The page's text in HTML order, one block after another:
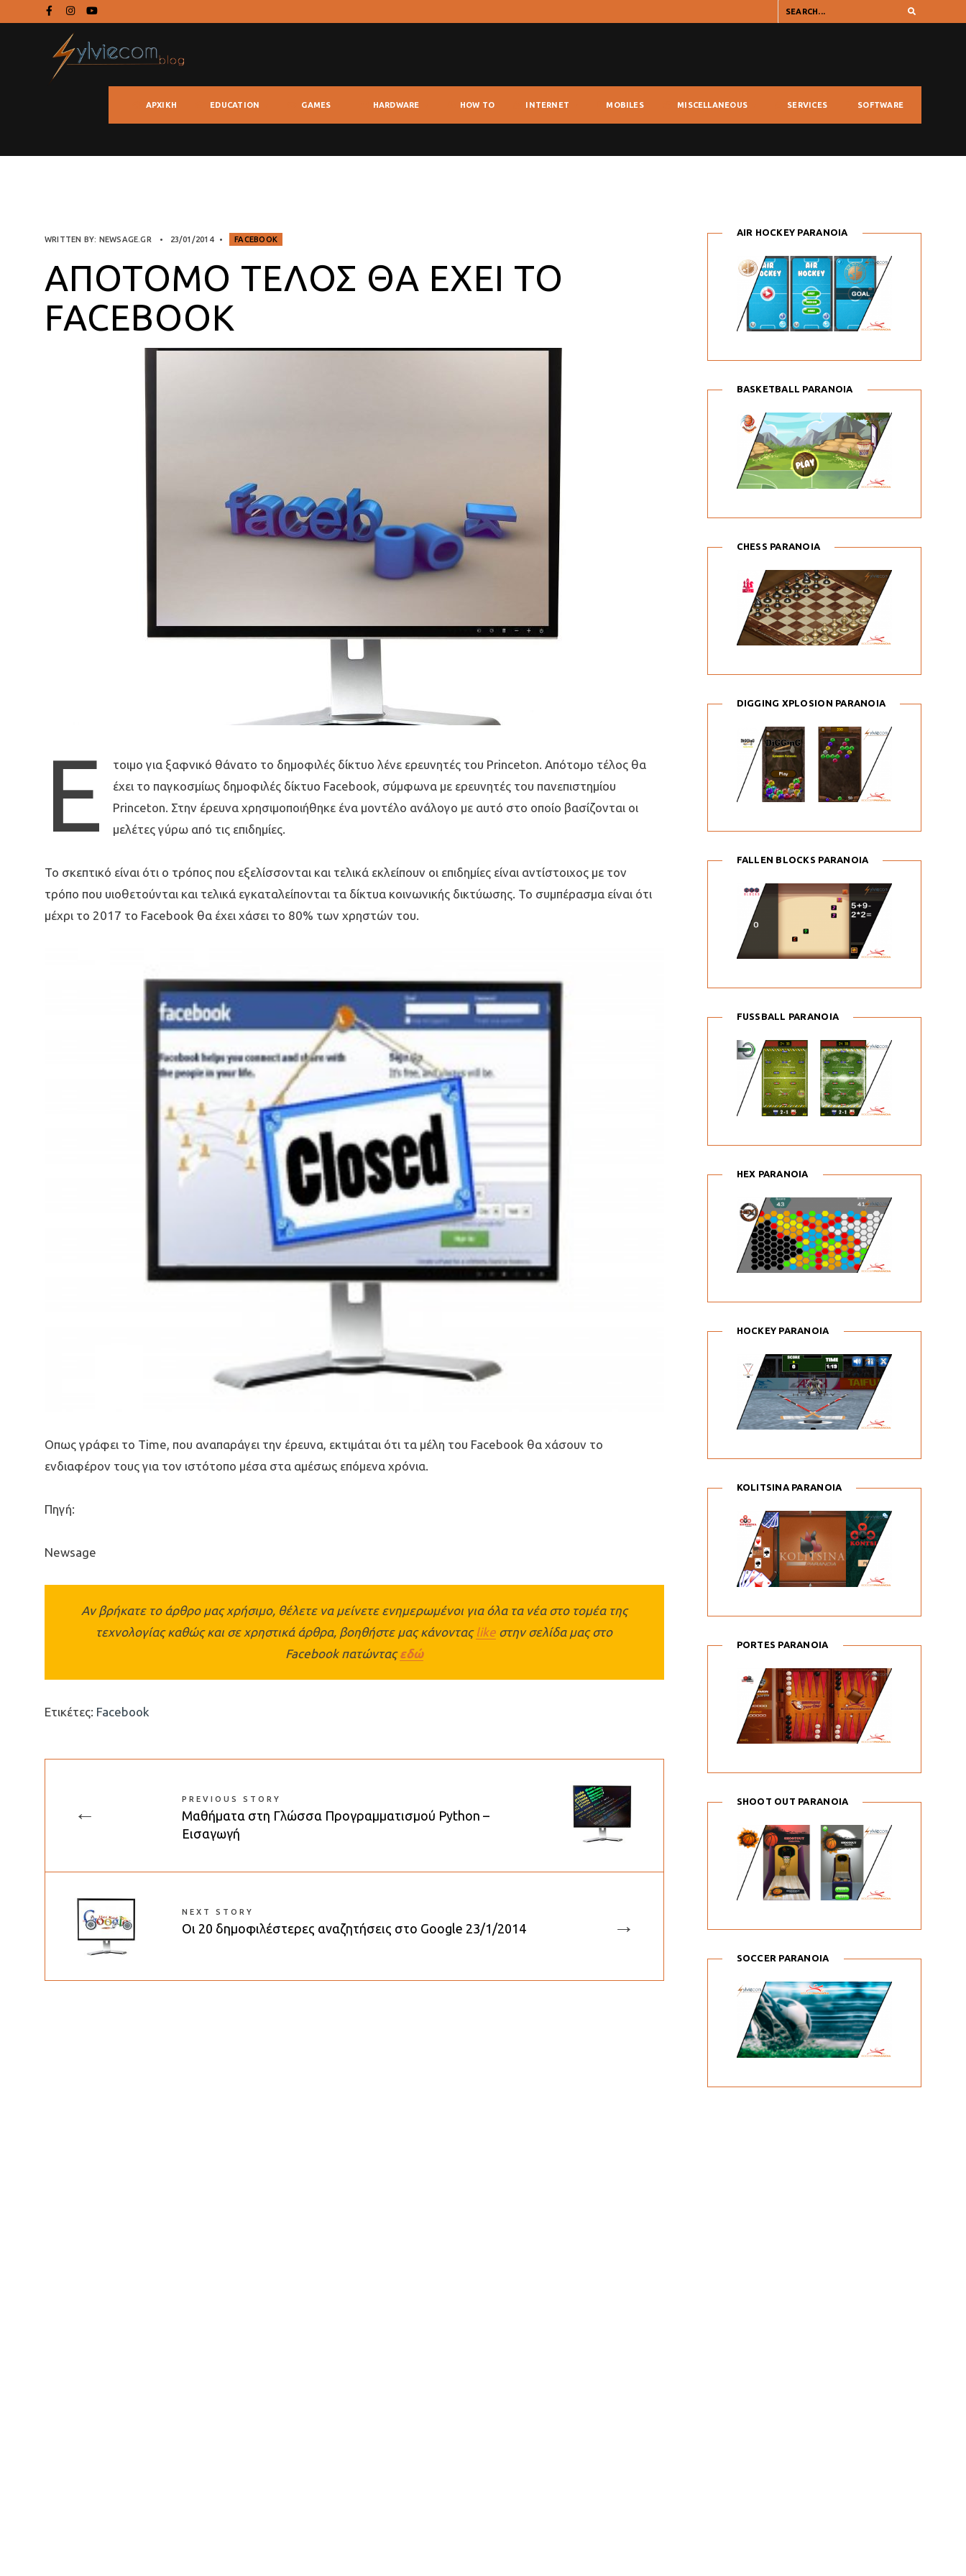
ΑΡΧΙΚΉ EDUCATION GAMES HARDWARE HOW TO INTERNET MOBILES MISCELLANEOUS SERVICES SOFTWARE
WRITTEN BY: NEWSAGE.GR • 23/01/2014 • FACEBOOK
ΑΠΌΤΟΜΟ ΤΈΛΟΣ ΘΑ ΈΧΕΙ ΤΟ
FACEBOOK
Ε τοιμο για ξαφνικό θάνατο το δημοφιλές δίκτυο λένε ερευνητές του Princeton. Απότομο τέλος θα
έχει το παγκοσμίως δημοφιλές δίκτυο Facebook, σύμφωνα με ερευνητές του πανεπιστημίου
Princeton. Στην έρευνα χρησιμοποιήθηκε ένα μοντέλο ανάλογο με αυτό στο οποίο βασίζονται οι
μελέτες γύρω από τις επιδημίες.
Το σκεπτικό είναι ότι ο τρόπος που εξελίσσονται και τελικά εκλείπουν οι επιδημίες είναι αντίστοιχος με τον
τρόπο που υιοθετούνται και τελικά εγκαταλείπονται τα δίκτυα κοινωνικής δικτύωσης. Το συμπέρασμα είναι ότι
μέχρι το 2017 το Facebook θα έχει χάσει το 80% των χρηστών του.
Οπως γράφει το Time, που αναπαράγει την έρευνα, εκτιμάται ότι τα μέλη του Facebook θα χάσουν το
ενδιαφέρον τους για τον ιστότοπο μέσα στα αμέσως επόμενα χρόνια.
Πηγή:
Newsage
Αν βρήκατε το άρθρο μας χρήσιμο, θέλετε να μείνετε ενημερωμένοι για όλα τα νέα στο τομέα της
τεχνολογίας καθώς και σε χρηστικά άρθρα, βοηθήστε μας κάνοντας like στην σελίδα μας στο
Facebook πατώνταςεδώ
Ετικέτες: Facebook
←
PREVIOUS STORY
Μαθήματα στη Γλώσσα Προγραμματισμού Python –
Εισαγωγή
→
NEXT STORY
Οι 20 δημοφιλέστερες αναζητήσεις στο Google 23/1/2014
AIR HOCKEY PARANOIA
BASKETBALL PARANOIA
CHESS PARANOIA
DIGGING XPLOSION PARANOIA
FALLEN BLOCKS PARANOIA
FUSSBALL PARANOIA
HEX PARANOIA
HOCKEY PARANOIA
KOLITSINA PARANOIA
PORTES PARANOIA
SHOOT OUT PARANOIA
SOCCER PARANOIA